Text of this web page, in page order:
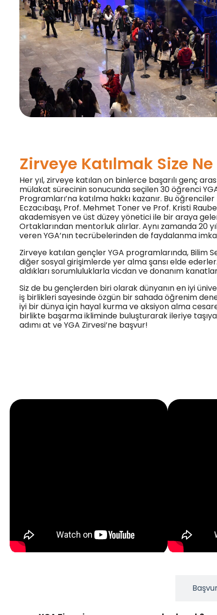
Zirveye Katılmak Size Ne
Her yıl, zirveye katılan on binlerce başarılı genç
mülakat sürecinin sonucunda seçilen 30 öğrenci
Programları’na katılma hakkı kazanır. Bu
Eczacıbaşı, Prof. Mehmet Toner ve Prof. Kristi
akademisyen ve üst düzey yönetici ile bir araya
Ortaklarından mentorluk alırlar. Aynı zamanda 20
veren YGA’nın tecrübelerinden de faydalanma
Zirveye katılan gençler YGA programlarında, Bilim
diğer sosyal girişimlerde yer alma şansı elde
aldıkları sorumluluklarla vicdan ve donanım
Siz de bu gençlerden biri olarak dünyanın en iyi
iş birlikleri sayesinde özgün bir sahada öğrenim
iyi bir dünya için hayal kurma ve aksiyon alma
birlikte başarma ikliminde buluşturarak ileriye
adımı at ve YGA Zirvesi’ne başvur!​